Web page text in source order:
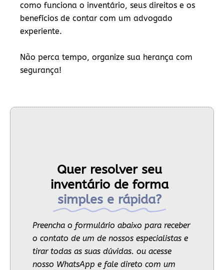
como funciona o inventário, seus direitos e os
benefícios de contar com um advogado
experiente.
Não perca tempo, organize sua herança com
segurança!
Quer resolver seu
inventário de forma
simples e rápida?
Preencha o formulário abaixo para receber
o contato de um de nossos especialistas e
tirar todas as suas dúvidas. ou acesse
nosso WhatsApp e fale direto com um